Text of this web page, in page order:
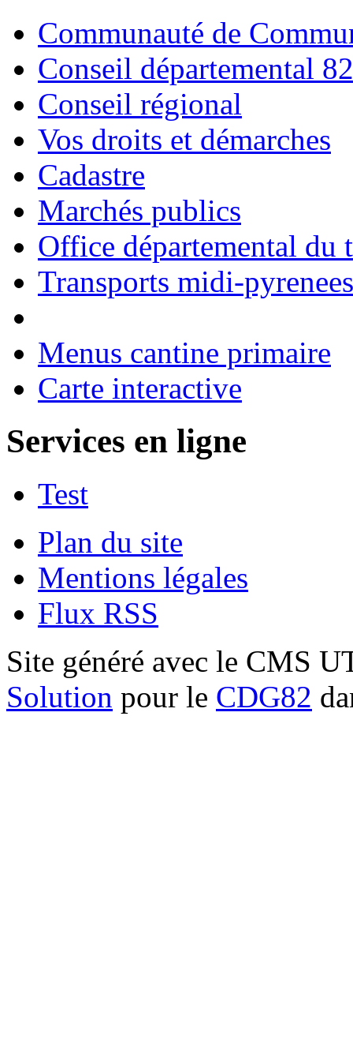
Communauté de
Conseil départemental 82
Conseil régional
Vos droits et démarches
Cadastre
Marchés publics
Office départemental du
Transports midi-pyrenees
Menus cantine primaire
Carte interactive
Services en ligne
Test
Plan du site
Mentions légales
Flux RSS
Site généré avec le CMS
Solution pour le CDG82